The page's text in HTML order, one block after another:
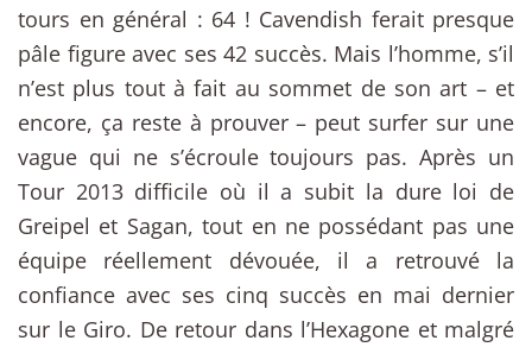
tours en général : 64 ! Cavendish ferait presque
pâle figure avec ses 42 succès. Mais l’homme, s’il
n’est plus tout à fait au sommet de son art – et
encore, ça reste à prouver – peut surfer sur une
vague qui ne s’écroule toujours pas. Après un
Tour 2013 difficile où il a subit la dure loi de
Greipel et Sagan, tout en ne possédant pas une
équipe réellement dévouée, il a retrouvé la
confiance avec ses cinq succès en mai dernier
sur le Giro. De retour dans l’Hexagone et malgré